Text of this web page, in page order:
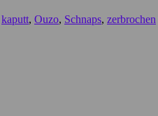
kaputt, Ouzo, Schnaps, zerbrochen